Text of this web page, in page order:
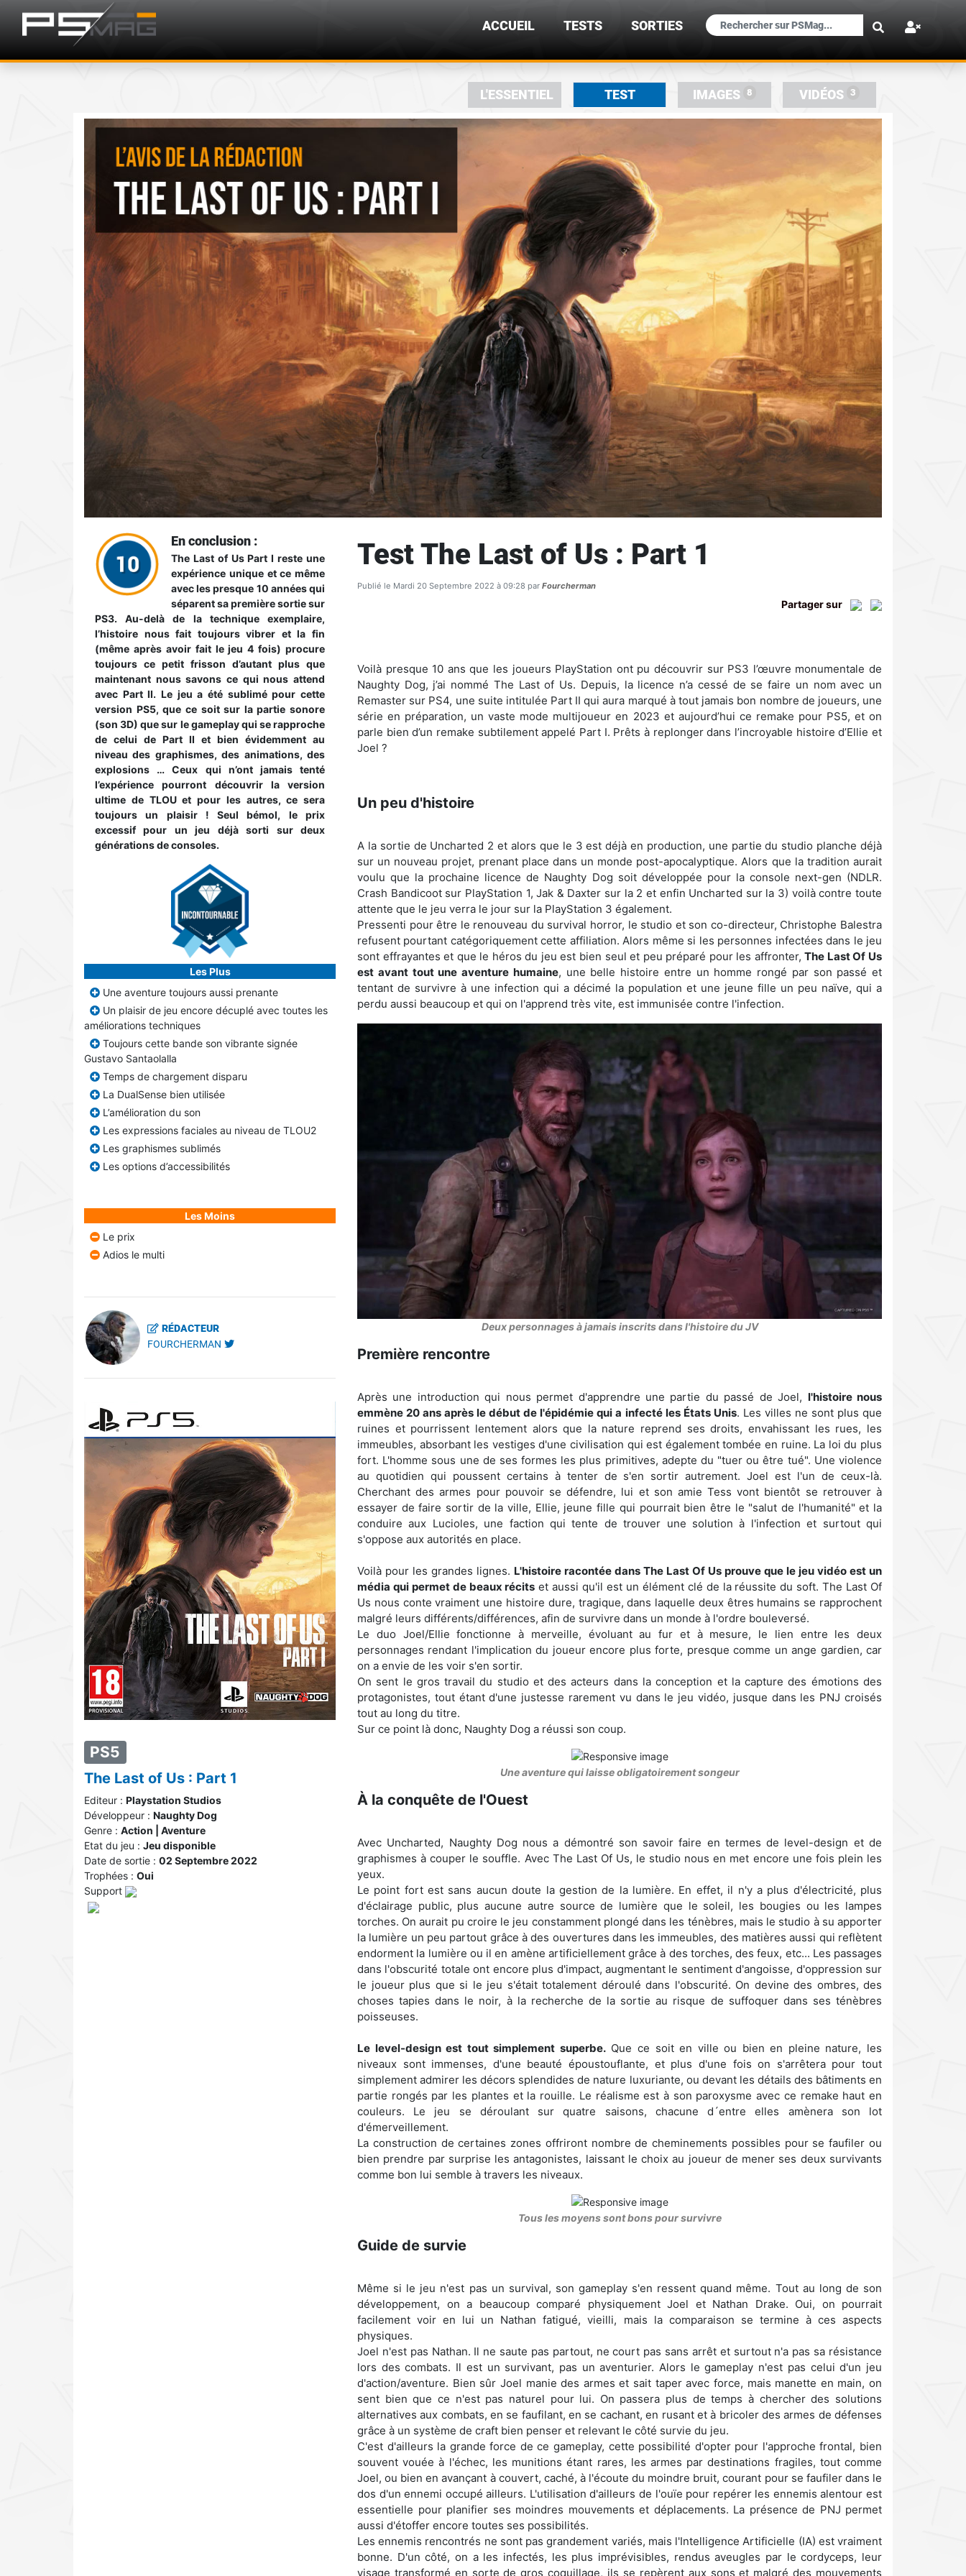
×
ACCUEIL TESTS SORTIES
L'ESSENTIEL TEST IMAGES 8 VIDÉOS 3
En conclusion :
The Last of Us Part I reste une
expérience unique et ce même
avec les presque 10 années qui
séparent sa première sortie sur
PS3. Au-delà de la technique exemplaire,
l’histoire nous fait toujours vibrer et la fin
(même après avoir fait le jeu 4 fois) procure
toujours ce petit frisson d’autant plus que
maintenant nous savons ce qui nous attend
avec Part II. Le jeu a été sublimé pour cette
version PS5, que ce soit sur la partie sonore
(son 3D) que sur le gameplay qui se rapproche
de celui de Part II et bien évidemment au
niveau des graphismes, des animations, des
explosions … Ceux qui n’ont jamais tenté
l’expérience pourront découvrir la version
ultime de TLOU et pour les autres, ce sera
toujours un plaisir ! Seul bémol, le prix
excessif pour un jeu déjà sorti sur deux
générations de consoles.
Les Plus
Une aventure toujours aussi prenante
Un plaisir de jeu encore décuplé avec toutes les
améliorations techniques
Toujours cette bande son vibrante signée
Gustavo Santaolalla
Temps de chargement disparu
La DualSense bien utilisée
L’amélioration du son
Les expressions faciales au niveau de TLOU2
Les graphismes sublimés
Les options d’accessibilités
Les Moins
Le prix
Adios le multi
RÉDACTEUR
FOURCHERMAN
PS5
The Last of Us : Part 1
Editeur : Playstation Studios
Développeur : Naughty Dog
Genre : Action | Aventure
Etat du jeu : Jeu disponible
Date de sortie : 02 Septembre 2022
Trophées : Oui
Support
Test The Last of Us : Part 1
Publié le Mardi 20 Septembre 2022 à 09:28 par Fourcherman
Partager sur
Voilà presque 10 ans que les joueurs PlayStation ont pu découvrir sur PS3 l’œuvre monumentale de
Naughty Dog, j’ai nommé The Last of Us. Depuis, la licence n’a cessé de se faire un nom avec un
Remaster sur PS4, une suite intitulée Part II qui aura marqué à tout jamais bon nombre de joueurs, une
série en préparation, un vaste mode multijoueur en 2023 et aujourd’hui ce remake pour PS5, et on
parle bien d’un remake subtilement appelé Part I. Prêts à replonger dans l’incroyable histoire d’Ellie et
Joel ?
Un peu d'histoire
A la sortie de Uncharted 2 et alors que le 3 est déjà en production, une partie du studio planche déjà
sur un nouveau projet, prenant place dans un monde post-apocalyptique. Alors que la tradition aurait
voulu que la prochaine licence de Naughty Dog soit développée pour la console next-gen (NDLR.
Crash Bandicoot sur PlayStation 1, Jak & Daxter sur la 2 et enfin Uncharted sur la 3) voilà contre toute
attente que le jeu verra le jour sur la PlayStation 3 également.
Pressenti pour être le renouveau du survival horror, le studio et son co-directeur, Christophe Balestra
refusent pourtant catégoriquement cette affiliation. Alors même si les personnes infectées dans le jeu
sont effrayantes et que le héros du jeu est bien seul et peu préparé pour les affronter,The Last Of Us
est avant tout une aventure humaine, une belle histoire entre un homme rongé par son passé et
tentant de survivre à une infection qui a décimé la population et une jeune fille un peu naïve, qui a
perdu aussi beaucoup et qui on l'apprend très vite, est immunisée contre l'infection.
Deux personnages à jamais inscrits dans l'histoire du JV
Première rencontre
Après une introduction qui nous permet d'apprendre une partie du passé de Joel, l'histoire nous
emmène 20 ans après le début de l'épidémie qui a infecté les États Unis. Les villes ne sont plus que
ruines et pourrissent lentement alors que la nature reprend ses droits, envahissant les rues, les
immeubles, absorbant les vestiges d'une civilisation qui est également tombée en ruine. La loi du plus
fort. L'homme sous une de ses formes les plus primitives, adepte du "tuer ou être tué". Une violence
au quotidien qui poussent certains à tenter de s'en sortir autrement. Joel est l'un de ceux-là.
Cherchant des armes pour pouvoir se défendre, lui et son amie Tess vont bientôt se retrouver à
essayer de faire sortir de la ville, Ellie, jeune fille qui pourrait bien être le "salut de l'humanité" et la
conduire aux Lucioles, une faction qui tente de trouver une solution à l'infection et surtout qui
s'oppose aux autorités en place.
Voilà pour les grandes lignes. L'histoire racontée dans The Last Of Us prouve que le jeu vidéo est un
média qui permet de beaux récits et aussi qu'il est un élément clé de la réussite du soft. The Last Of
Us nous conte vraiment une histoire dure, tragique, dans laquelle deux êtres humains se rapprochent
malgré leurs différents/différences, afin de survivre dans un monde à l'ordre bouleversé.
Le duo Joel/Ellie fonctionne à merveille, évoluant au fur et à mesure, le lien entre les deux
personnages rendant l'implication du joueur encore plus forte, presque comme un ange gardien, car
on a envie de les voir s'en sortir.
On sent le gros travail du studio et des acteurs dans la conception et la capture des émotions des
protagonistes, tout étant d'une justesse rarement vu dans le jeu vidéo, jusque dans les PNJ croisés
tout au long du titre.
Sur ce point là donc, Naughty Dog a réussi son coup.
Une aventure qui laisse obligatoirement songeur
À la conquête de l'Ouest
Avec Uncharted, Naughty Dog nous a démontré son savoir faire en termes de level-design et de
graphismes à couper le souffle. Avec The Last Of Us, le studio nous en met encore une fois plein les
yeux.
Le point fort est sans aucun doute la gestion de la lumière. En effet, il n'y a plus d'électricité, plus
d'éclairage public, plus aucune autre source de lumière que le soleil, les bougies ou les lampes
torches. On aurait pu croire le jeu constamment plongé dans les ténèbres, mais le studio à su apporter
la lumière un peu partout grâce à des ouvertures dans les immeubles, des matières aussi qui reflètent
endorment la lumière ou il en amène artificiellement grâce à des torches, des feux, etc... Les passages
dans l'obscurité totale ont encore plus d'impact, augmentant le sentiment d'angoisse, d'oppression sur
le joueur plus que si le jeu s'était totalement déroulé dans l'obscurité. On devine des ombres, des
choses tapies dans le noir, à la recherche de la sortie au risque de suffoquer dans ses ténèbres
poisseuses.
Le level-design est tout simplement superbe.Que ce soit en ville ou bien en pleine nature, les
niveaux sont immenses, d'une beauté époustouflante, et plus d'une fois on s'arrêtera pour tout
simplement admirer les décors splendides de nature luxuriante, ou devant les détails des bâtiments en
partie rongés par les plantes et la rouille. Le réalisme est à son paroxysme avec ce remake haut en
couleurs. Le jeu se déroulant sur quatre saisons, chacune d´entre elles amènera son lot
d'émerveillement.
La construction de certaines zones offriront nombre de cheminements possibles pour se faufiler ou
bien prendre par surprise les antagonistes, laissant le choix au joueur de mener ses deux survivants
comme bon lui semble à travers les niveaux.
Tous les moyens sont bons pour survivre
Guide de survie
Même si le jeu n'est pas un survival, son gameplay s'en ressent quand même. Tout au long de son
développement, on a beaucoup comparé physiquement Joel et Nathan Drake. Oui, on pourrait
facilement voir en lui un Nathan fatigué, vieilli, mais la comparaison se termine à ces aspects
physiques.
Joel n'est pas Nathan. Il ne saute pas partout, ne court pas sans arrêt et surtout n'a pas sa résistance
lors des combats. Il est un survivant, pas un aventurier. Alors le gameplay n'est pas celui d'un jeu
d'action/aventure. Bien sûr Joel manie des armes et sait taper avec force, mais manette en main, on
sent bien que ce n'est pas naturel pour lui. On passera plus de temps à chercher des solutions
alternatives aux combats, en se faufilant, en se cachant, en rusant et à bricoler des armes de défenses
grâce à un système de craft bien penser et relevant le côté survie du jeu.
C'est d'ailleurs la grande force de ce gameplay, cette possibilité d'opter pour l'approche frontal, bien
souvent vouée à l'échec, les munitions étant rares, les armes par destinations fragiles, tout comme
Joel, ou bien en avançant à couvert, caché, à l'écoute du moindre bruit, courant pour se faufiler dans le
dos d'un ennemi occupé ailleurs. L'utilisation d'ailleurs de l'ouïe pour repérer les ennemis alentour est
essentielle pour planifier ses moindres mouvements et déplacements. La présence de PNJ permet
aussi d'étoffer encore toutes ses possibilités.
Les ennemis rencontrés ne sont pas grandement variés, mais l'Intelligence Artificielle (IA) est vraiment
bonne. D'un côté, on a les infectés, les plus imprévisibles, rendus aveugles par le cordyceps, leur
visage transformé en sorte de gros coquillage, ils se repèrent aux sons et malgré des mouvements